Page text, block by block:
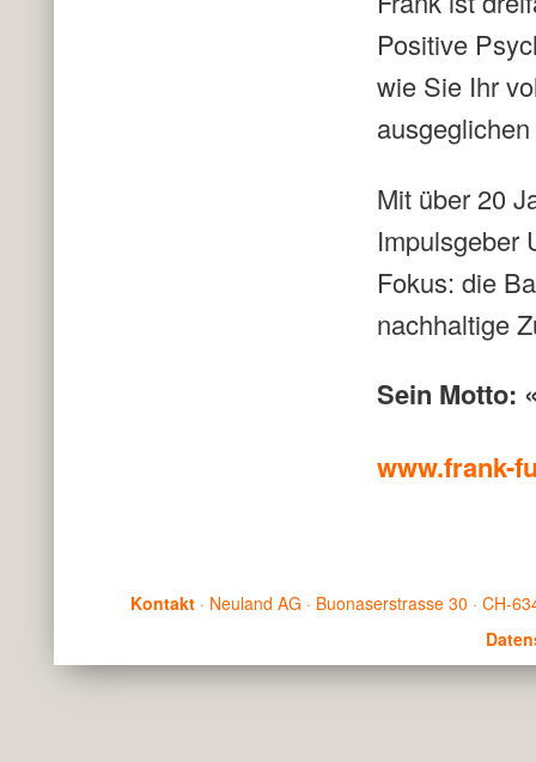
Positive
wie Sie Ihr
Mit über 20
Impulsgeber
Fokus: die
nachhaltige
Sein Motto:
www.frank-
Kontakt· Neuland AG · Buonaserstrasse 30 · CH-